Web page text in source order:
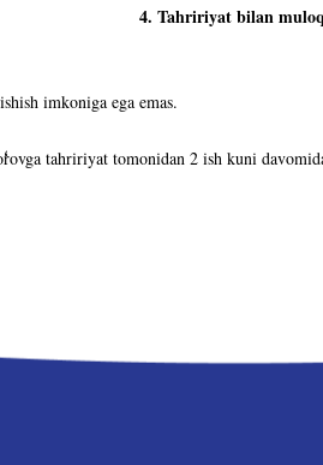
4. Tahririyat bilan
imkoniga ega emas.
rovga tahririyat tomonidan 2 ish kuni